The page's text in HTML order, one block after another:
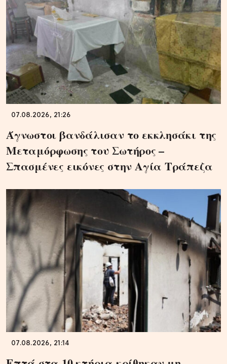
07.08.2026, 21:26
Άγνωστοι βανδάλισαν το εκκλησάκι της
Μεταμόρφωσης του Σωτήρος –
Σπασμένες εικόνες στην Αγία Τράπεζα
07.08.2026, 21:14